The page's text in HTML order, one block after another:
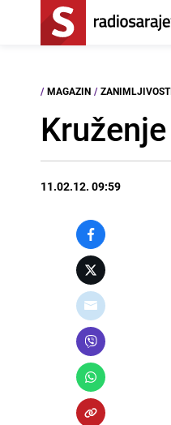
/ MAGAZIN /
11.02.12. 09:59